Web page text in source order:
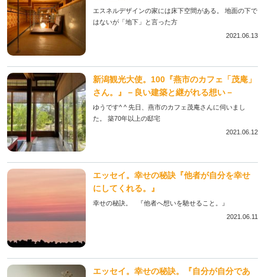
エスネルデザインの家には床下空間がある。 地面の下で
はないが「地下」と言った方
2021.06.13
新潟観光大使。100『燕市のカフェ「茂庵」
さん。』－良い建築と継がれる想い－
ゆうです^ ^ 先日、燕市のカフェ茂庵さんに伺いまし
た。 築70年以上の邸宅
2021.06.12
エッセイ。幸せの秘訣『他者が自分を幸せ
にしてくれる。』
幸せの秘訣。 『他者へ想いを馳せること。』
2021.06.11
エッセイ。幸せの秘訣。『自分が自分であ